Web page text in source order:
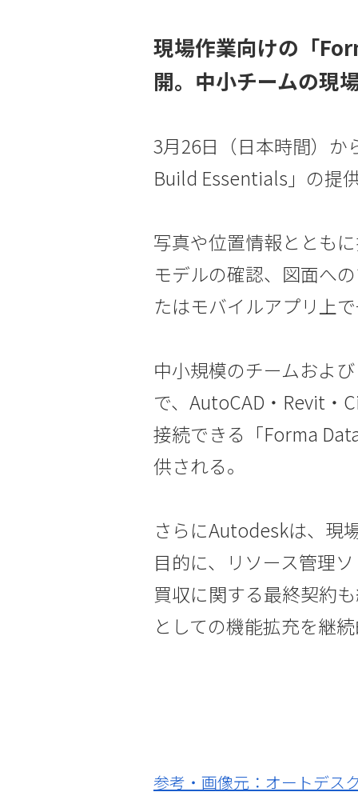
現場作業向けの「
開。中小チームの現
3月26日（日本時間）
Build Essentials」の提
写真や位置情報ととも
モデルの確認、図面へ
たはモバイルアプリ上
中小規模のチームおよ
で、AutoCAD・Revit・
接続できる「Forma
供される。
さらにAutodeskは、現
目的に、リソース管理
買収に関する最終契約
としての機能拡充を継
参考・画像元：オートデス